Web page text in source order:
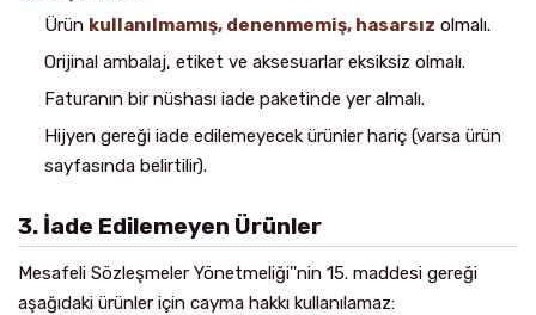
Ürün kullanılmamış, denenmemiş, hasarsız olmalı.
Orijinal ambalaj, etiket ve aksesuarlar eksiksiz olmalı.
Faturanın bir nüshası iade paketinde yer almalı.
Hijyen gereği iade edilemeyecek ürünler hariç (varsa ürün
sayfasında belirtilir).
3. İade Edilemeyen Ürünler
Mesafeli Sözleşmeler Yönetmeliği''nin 15. maddesi gereği
aşağıdaki ürünler için cayma hakkı kullanılamaz: